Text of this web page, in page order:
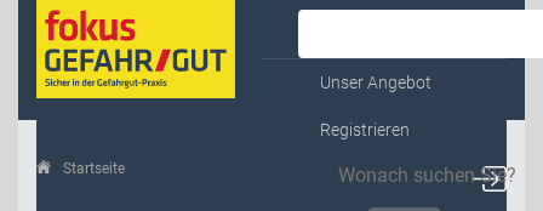
Unser Angebot
Registrieren
Startseite